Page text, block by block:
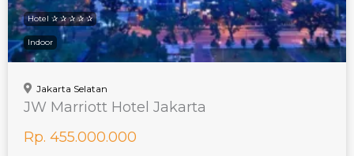
Hotel ✰ ✰ ✰ ✰ ✰
Indoor
Jakarta Selatan
JW Marriott Hotel Jakarta
Rp. 455.000.000